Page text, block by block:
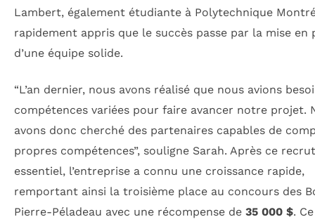
Lambert, également étudiante à Polytechnique
rapidement appris que le succès passe par la mise en
d’une équipe solide.
“L’an dernier, nous avons réalisé que nous avions
compétences variées pour faire avancer notre projet.
avons donc cherché des partenaires capables de
propres compétences”, souligne Sarah. Après ce
essentiel, l’entreprise a connu une croissance rapide,
remportant ainsi la troisième place au concours des
Pierre-Péladeau avec une récompense de 35 000 $.